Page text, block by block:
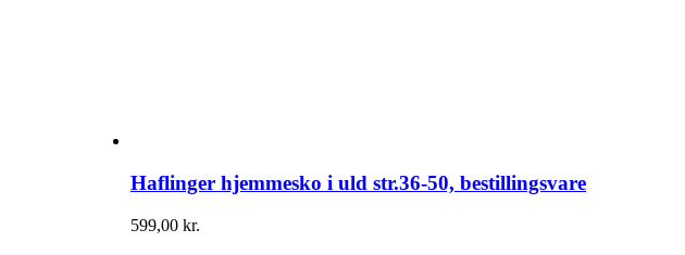
Haflinger hjemmesko i uld str.36-50, bestillingsvare
599,00 kr.